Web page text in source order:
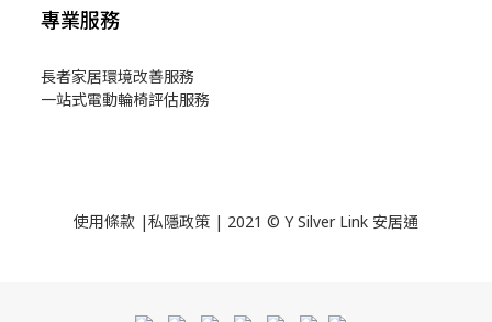
專業服務
長者家居環境改善服務
一站式電動輪椅評估服務
使用條款 |私隱政策 | 2021 © Y Silver Link 安居通